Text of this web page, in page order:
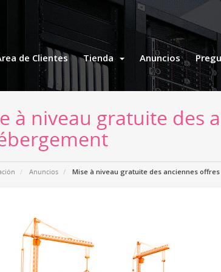
de Clientes Tienda Anuncios
à niveau gratuite des
Anuncios Mise à niveau gratuite des anciennes